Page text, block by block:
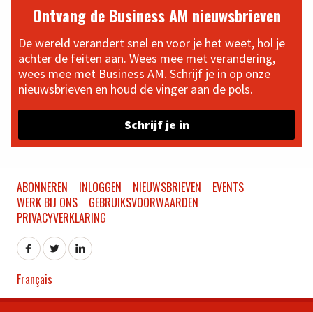
Ontvang de Business AM nieuwsbrieven
De wereld verandert snel en voor je het weet, hol je
achter de feiten aan. Wees mee met verandering,
wees mee met Business AM. Schrijf je in op onze
nieuwsbrieven en houd de vinger aan de pols.
Schrijf je in
ABONNEREN INLOGGEN NIEUWSBRIEVEN
EVENTS
WERK BIJ ONS
GEBRUIKSVOORWAARDEN
PRIVACYVERKLARING
Français